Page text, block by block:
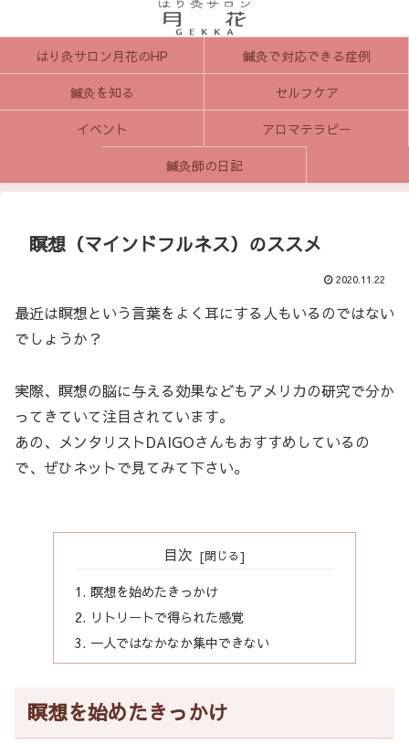
はり灸サロン月花のHP
鍼灸で対応できる症例
鍼灸を知る
セルフケア
イベント
アロマテラピー
鍼灸師の日記
瞑想（マインドフルネス）のススメ
2020.11.22
最近は瞑想という言葉をよく耳にする人もいるのではない
でしょうか？
実際、瞑想の脳に与える効果などもアメリカの研究で分か
ってきていて注目されています。
あの、メンタリストDAIGOさんもおすすめしているの
で、ぜひネットで見てみて下さい。
目次
瞑想を始めたきっかけ
リトリートで得られた感覚
一人ではなかなか集中できない
瞑想を始めたきっかけ